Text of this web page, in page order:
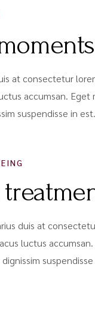
at consectetur
accumsan. Eget
suspendisse in est.
duis at
luctus